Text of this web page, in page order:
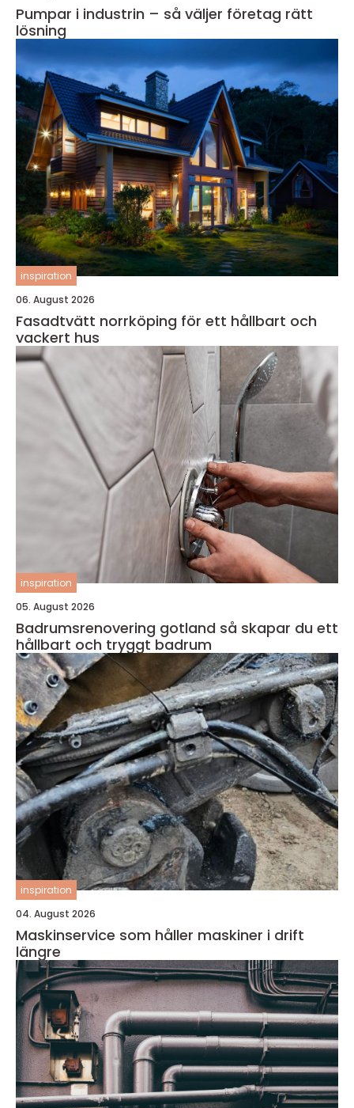
Pumpar i industrin – så väljer företag rätt
lösning
inspiration
06. August 2026
Fasadtvätt norrköping för ett hållbart och
vackert hus
inspiration
05. August 2026
Badrumsrenovering gotland så skapar du ett
hållbart och tryggt badrum
inspiration
04. August 2026
Maskinservice som håller maskiner i drift
längre